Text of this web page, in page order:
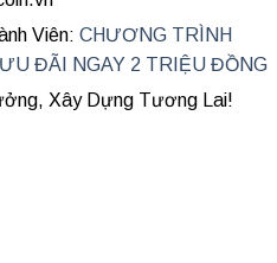
Viên: CHƯƠNG TRÌNH
ĐÃI NGAY 2 TRIỆU ĐỒNG
Xây Dựng Tương Lai!